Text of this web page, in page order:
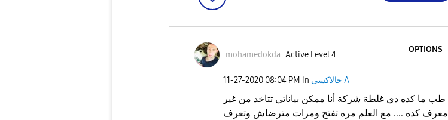
mohamedokda Active Level 4
OPTIONS
‎11-27-2020 08:04 PM in جالاكسى A
طب ما كده دي غلطة شركة أنا ممكن بياناتي تتاخد من غير
معرف كده .... مع العلم مره تفتح ومرات مترضاش وتعرف